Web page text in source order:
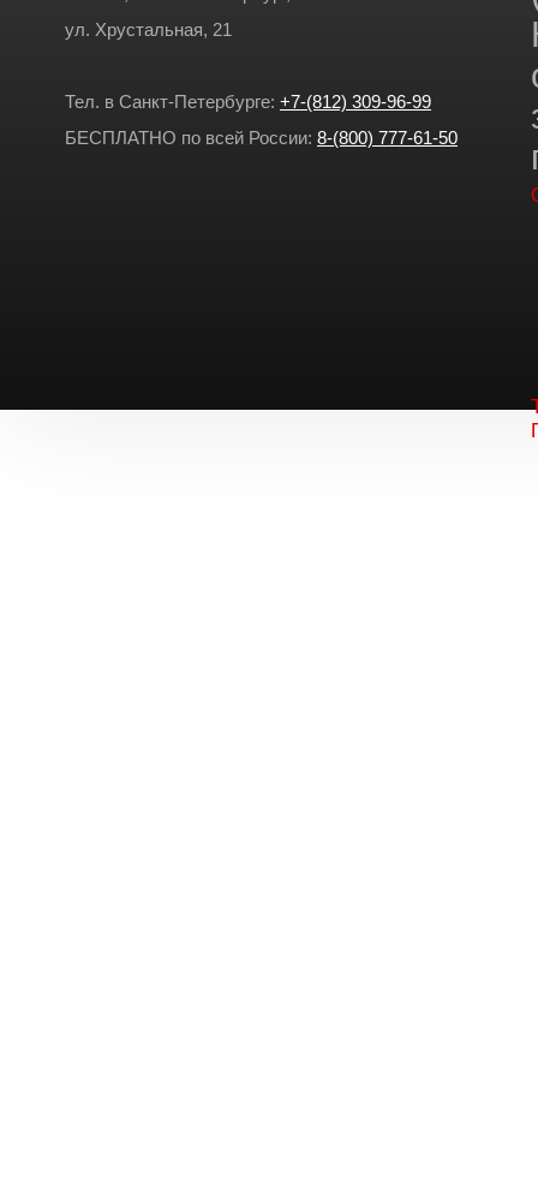
ул. Хрустальная, 21
Тел. в Санкт-Петербурге: +7-(812) 309-96-99
БЕСПЛАТНО по всей России: 8-(800) 777-61-50